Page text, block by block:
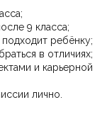
9 класса;
ребёнку;
в отличиях;
и карьерной
лично.